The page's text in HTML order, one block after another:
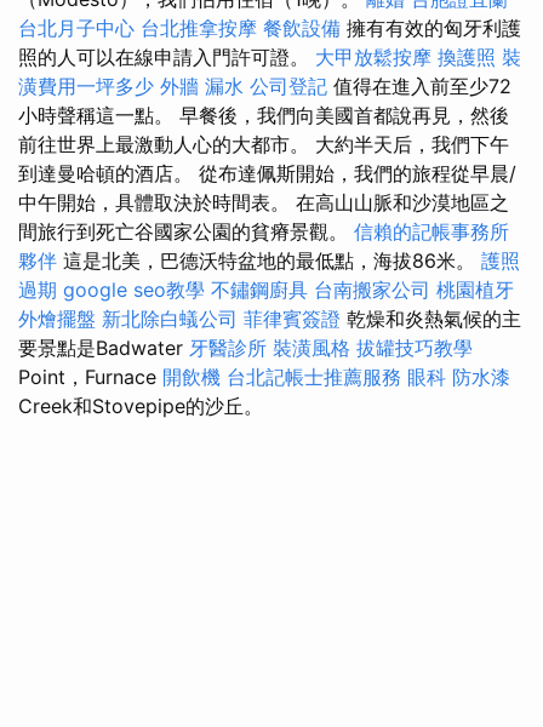
台北月子中心 台北推拿按摩 餐飲設備 擁有有效的匈牙利護
照的人可以在線申請入門許可證。 大甲放鬆按摩 換護照 裝
潢費用一坪多少 外牆 漏水 公司登記 值得在進入前至少72
小時聲稱這一點。 早餐後，我們向美國首都說再見，然後
前往世界上最激動人心的大都市。 大約半天后，我們下午
到達曼哈頓的酒店。 從布達佩斯開始，我們的旅程從早晨/
中午開始，具體取決於時間表。 在高山山脈和沙漠地區之
間旅行到死亡谷國家公園的貧瘠景觀。 信賴的記帳事務所
夥伴 這是北美，巴德沃特盆地的最低點，海拔86米。 護照
過期 google seo教學 不鏽鋼廚具 台南搬家公司 桃園植牙
外燴擺盤 新北除白蟻公司 菲律賓簽證 乾燥和炎熱氣候的主
要景點是Badwater 牙醫診所 裝潢風格 拔罐技巧教學
Point，Furnace 開飲機 台北記帳士推薦服務 眼科 防水漆
Creek和Stovepipe的沙丘。